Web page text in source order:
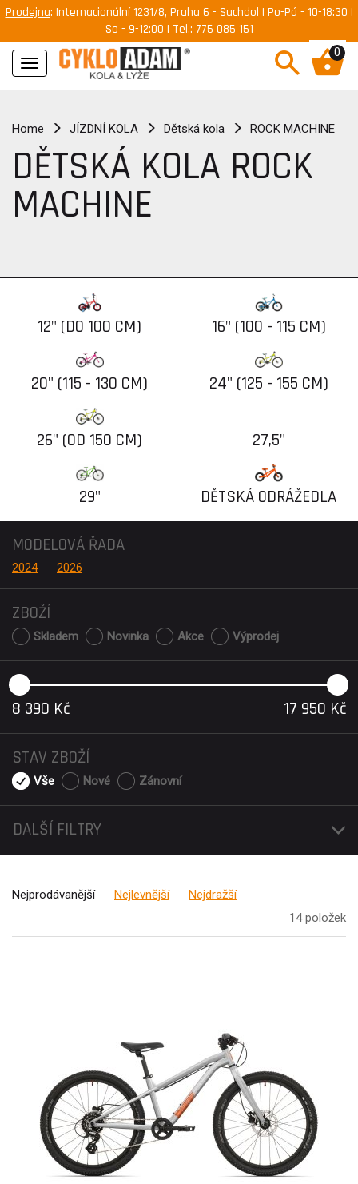
Prodejna: Internacionální 1231/8, Praha 6 - Suchdol | Po-Pá - 10-18:30 |
So - 9-12:00 | Tel.: 775 085 151
Navigace
0
Home JÍZDNÍ KOLA Dětská kola ROCK MACHINE
DĚTSKÁ KOLA ROCK
MACHINE
12" (DO 100 CM) 16" (100 - 115 CM)
20" (115 - 130 CM) 24" (125 - 155 CM)
26" (OD 150 CM) 27,5"
29" DĚTSKÁ ODRÁŽEDLA
MODELOVÁ ŘADA
2024 2026
ZBOŽÍ
Skladem Novinka Akce Výprodej
8 390 Kč 17 950 Kč
STAV ZBOŽÍ
Vše Nové Zánovní
DALŠÍ FILTRY
Nejprodávanější Nejlevnější
Nejdražší
14 položek